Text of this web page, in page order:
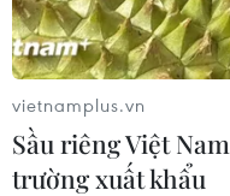
vietnamplus.vn
Sầu riêng Việt
trường xuất khẩu